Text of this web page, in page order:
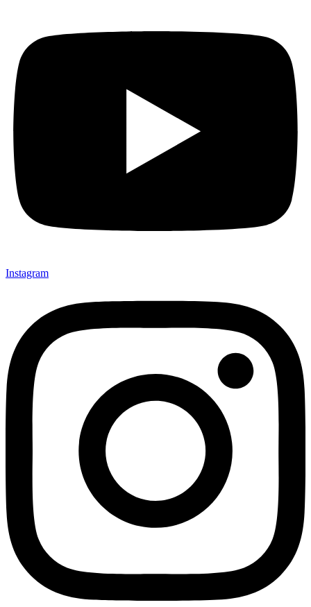
Instagram